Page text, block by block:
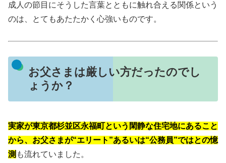
成人の節目にそうした言葉とともに触れ合える関係という
のは、とてもあたたかく心強いものです。
お父さまは厳しい方だったのでし
ょうか？
実家が東京都杉並区永福町という閑静な住宅地にあること
から、お父さまが“エリート”あるいは“公務員”ではとの憶
測 も流れていました。